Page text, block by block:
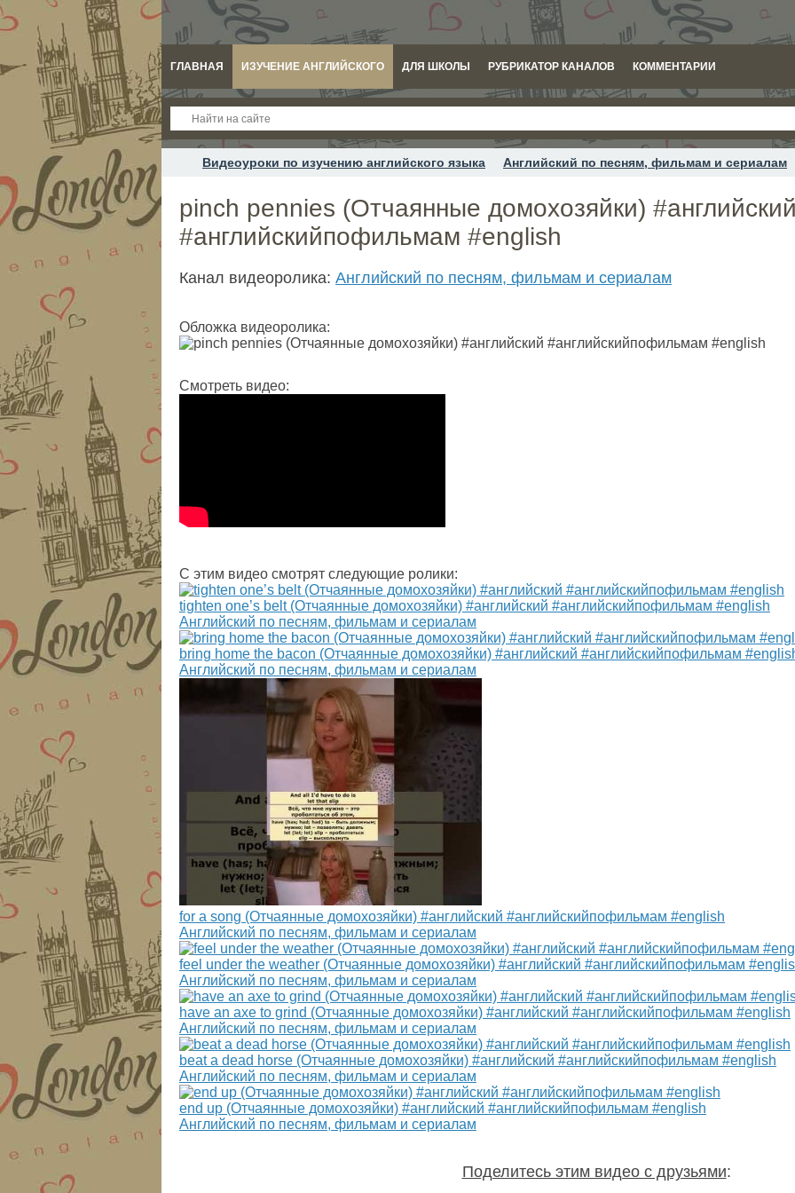
ГЛАВНАЯ ИЗУЧЕНИЕ АНГЛИЙСКОГО ДЛЯ ШКОЛЫ РУБРИКАТОР КАНАЛОВ КОММЕНТАРИИ
Видеоуроки по изучению английского языка Английский по песням, фильмам и сериалам
pinch pennies (Отчаянные домохозяйки)
#английскийпофильмам #english
Канал видеоролика: Английский по песням, фильмам и сериалам
Обложка видеоролика:
Смотреть видео:
С этим видео смотрят следующие ролики:
tighten one’s belt (Отчаянные домохозяйки) #английский #английскийпофильмам #english
Английский по песням, фильмам и сериалам
bring home the bacon (Отчаянные домохозяйки) #английский #английскийпофильмам
Английский по песням, фильмам и сериалам
for a song (Отчаянные домохозяйки) #английский #английскийпофильмам #english
Английский по песням, фильмам и сериалам
feel under the weather (Отчаянные домохозяйки) #английский #английскийпофильмам
Английский по песням, фильмам и сериалам
have an axe to grind (Отчаянные домохозяйки) #английский #английскийпофильмам #english
Английский по песням, фильмам и сериалам
beat a dead horse (Отчаянные домохозяйки) #английский #английскийпофильмам #english
Английский по песням, фильмам и сериалам
end up (Отчаянные домохозяйки) #английский #английскийпофильмам #english
Английский по песням, фильмам и сериалам
Поделитесь этим видео с друзьями: